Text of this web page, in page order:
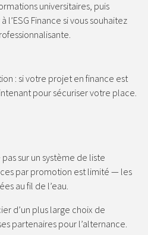
universitaires, puis
l’ESG Finance si vous souhaitez
: si votre projet en finance est
pour sécuriser votre place.
sur un système de liste
par promotion est limité — les
au fil de l’eau.
d’un plus large choix de
partenaires pour l’alternance.